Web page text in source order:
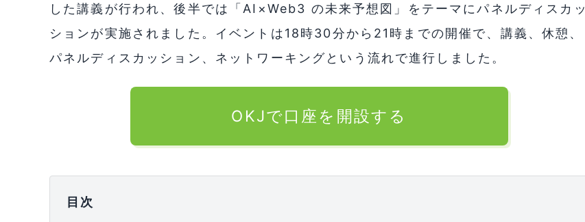
した講義が行われ、後半では「AI×Web3 の未来予想図」をテーマにパネルディスカッ
ションが実施されました。イベントは18時30分から21時までの開催で、講義、休憩、
パネルディスカッション、ネットワーキングという流れで進行しました。
OKJで口座を開設する
目次